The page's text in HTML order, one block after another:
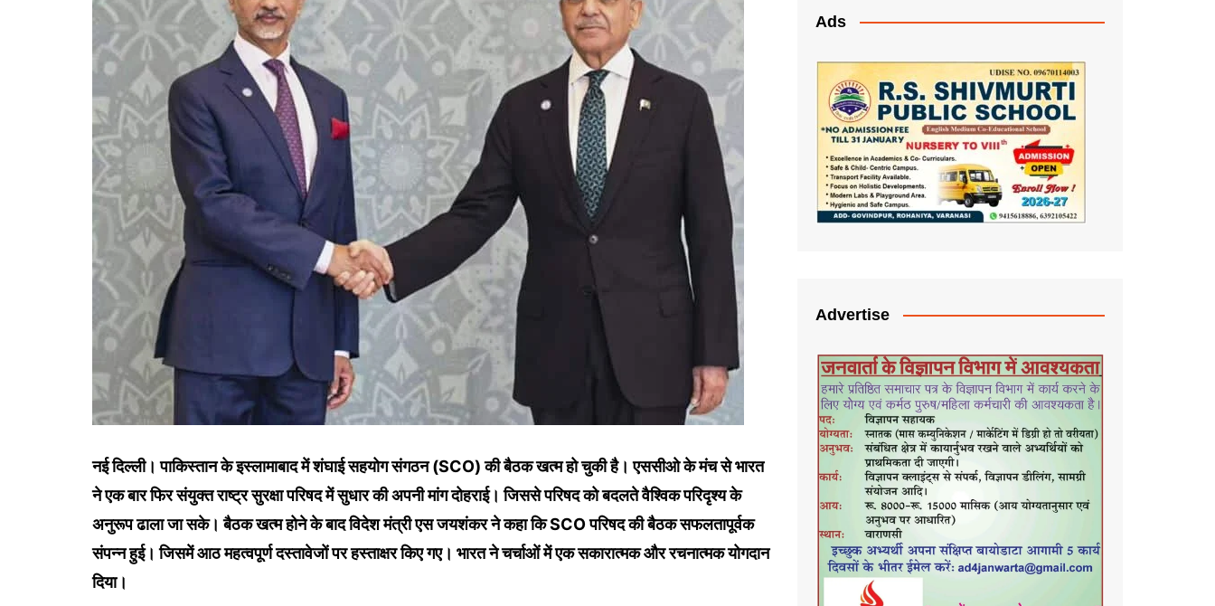
नई दिल्ली। पाकिस्तान के इस्लामाबाद में शंघाई सहयोग संगठन (SCO) की बैठक खत्म हो चुकी है। एससीओ के मंच से भारत
ने एक बार फिर संयुक्त राष्ट्र सुरक्षा परिषद में सुधार की अपनी मांग दोहराई। जिससे परिषद को बदलते वैश्विक परिदृश्य के
अनुरूप ढाला जा सके। बैठक खत्म होने के बाद विदेश मंत्री एस जयशंकर ने कहा कि SCO परिषद की बैठक सफलतापूर्वक
संपन्न हुई। जिसमें आठ महत्वपूर्ण दस्तावेजों पर हस्ताक्षर किए गए। भारत ने चर्चाओं में एक सकारात्मक और रचनात्मक योगदान
दिया।
Ads
Advertise